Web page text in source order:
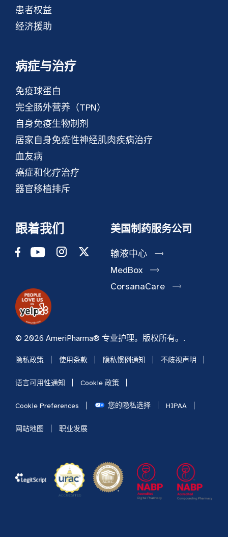
患者权益
经济援助
病症与治疗
免疫球蛋白
完全肠外营养（TPN）
自身免疫生物制剂
居家自身免疫性神经肌肉疾病治疗
血友病
癌症和化疗治疗
器官移植排斥
跟着我们 美国制药服务公司
输液中心
MedBox
CorsanaCare
© 2026 AmeriPharma® 专业护理。版权所有。.
隐私政策 使用条款 隐私惯例通知 不歧视声明
语言可用性通知 Cookie 政策
Cookie Preferences 您的隐私选择 HIPAA
网站地图 职业发展